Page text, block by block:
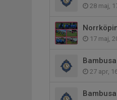
28 maj,
17 maj,
27 apr,